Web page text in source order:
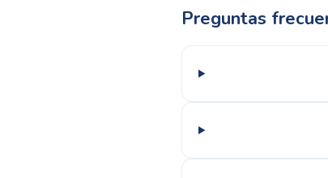
Preguntas